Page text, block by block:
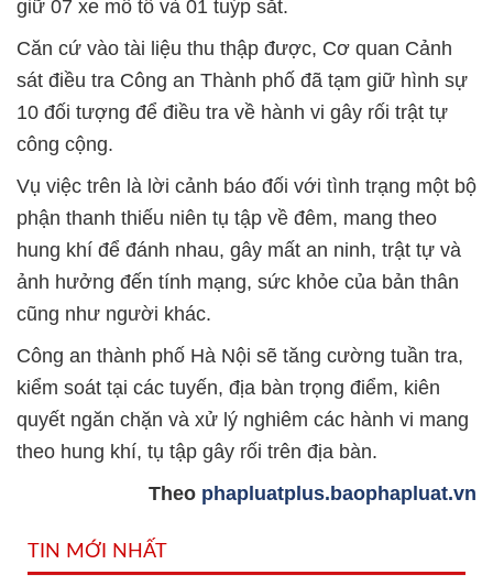
giữ 07 xe mô tô và 01 tuýp sắt.
Căn cứ vào tài liệu thu thập được, Cơ quan Cảnh
sát điều tra Công an Thành phố đã tạm giữ hình sự
10 đối tượng để điều tra về hành vi gây rối trật tự
công cộng.
Vụ việc trên là lời cảnh báo đối với tình trạng một bộ
phận thanh thiếu niên tụ tập về đêm, mang theo
hung khí để đánh nhau, gây mất an ninh, trật tự và
ảnh hưởng đến tính mạng, sức khỏe của bản thân
cũng như người khác.
Công an thành phố Hà Nội sẽ tăng cường tuần tra,
kiểm soát tại các tuyến, địa bàn trọng điểm, kiên
quyết ngăn chặn và xử lý nghiêm các hành vi mang
theo hung khí, tụ tập gây rối trên địa bàn.
Theo phapluatplus.baophapluat.vn
TIN MỚI NHẤT